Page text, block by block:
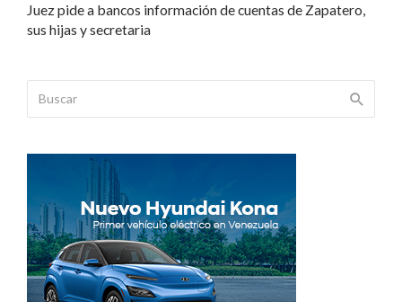
Juez pide a bancos información de cuentas de Zapatero,
sus hijas y secretaria